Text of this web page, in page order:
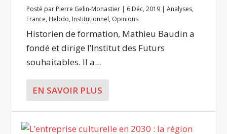
Posté par Pierre Gelin-Monastier | 6 Déc, 2019 |Analyses,
France, Hebdo, Institutionnel, Opinions
Historien de formation, Mathieu Baudin a
fondé et dirige l’Institut des Futurs
souhaitables. Il a...
EN SAVOIR PLUS